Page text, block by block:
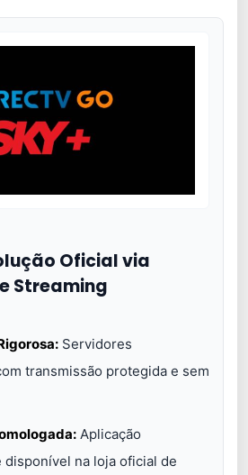
Oficial via
Streaming
Servidores
transmissão protegida e sem
Aplicação
disponível na loja oficial de